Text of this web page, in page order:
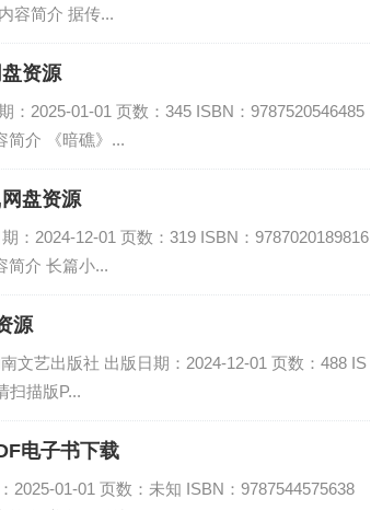
容简介 据传...
资源
2025-01-01 页数：345 ISBN：9787520546485
简介 《暗礁》...
盘资源
：2024-12-01 页数：319 ISBN：9787020189816
简介 长篇小...
源
文艺出版社 出版日期：2024-12-01 页数：488 IS
扫描版P...
电子书下载
01-01 页数：未知 ISBN：9787544575638